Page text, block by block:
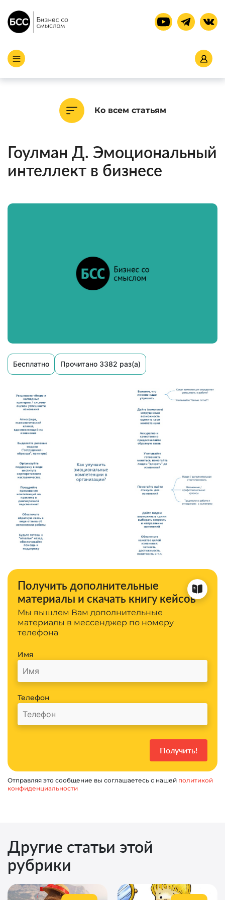
Ко всем статьям
Гоулман Д. Эмоциональный
интеллект в бизнесе
Бесплатно Прочитано 3382 раз(а)
Получить дополнительные
материалы и скачать книгу кейсов
Мы вышлем Вам дополнительные
материалы в мессенджер по номеру
телефона
Имя
Телефон
Отправляя это сообщение вы соглашаетесь с нашей политикой
конфиденциальности
Другие статьи этой
рубрики